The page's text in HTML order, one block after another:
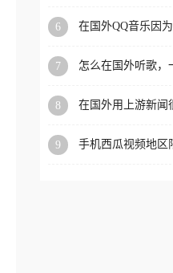
6
在国外QQ音乐因
7
怎么在国外听歌，
8
在国外用上游新闻
9
手机西瓜视频地区